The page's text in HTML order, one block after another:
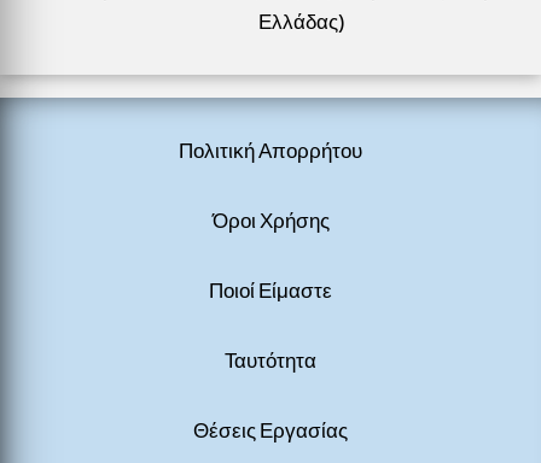
Ελλάδας)
Πολιτική Απορρήτου
Όροι Χρήσης
Ποιοί Είμαστε
Ταυτότητα
Θέσεις Εργασίας